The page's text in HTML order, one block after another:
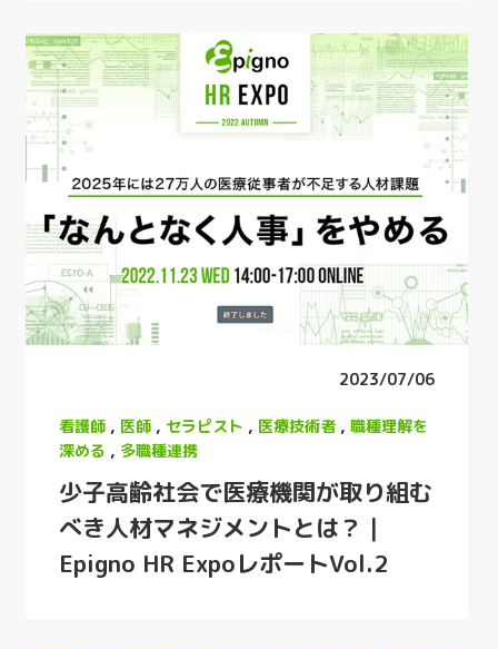
2023/07/06
看護師 , 医師 , セラピスト , 医療技術者 , 職種理解を
深める , 多職種連携
少子高齢社会で医療機関が取り組む
べき人材マネジメントとは？｜
Epigno HR ExpoレポートVol.2